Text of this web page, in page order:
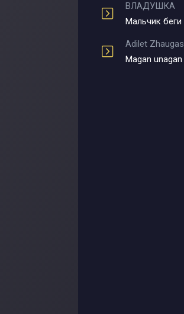
ВЛАДУШКА
Мальчик беги
Magan unagan